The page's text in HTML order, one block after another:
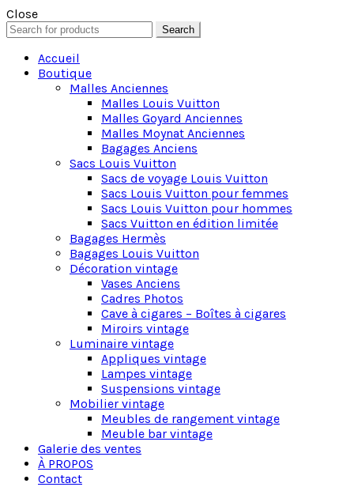
Close
Search
for:
Search
Accueil
Boutique
Malles Anciennes
Malles Louis Vuitton
Malles Goyard Anciennes
Malles Moynat Anciennes
Bagages Anciens
Sacs Louis Vuitton
Sacs de voyage Louis Vuitton
Sacs Louis Vuitton pour femmes
Sacs Louis Vuitton pour hommes
Sacs Vuitton en édition limitée
Bagages Hermès
Bagages Louis Vuitton
Décoration vintage
Vases Anciens
Cadres Photos
Cave à cigares – Boîtes à cigares
Miroirs vintage
Luminaire vintage
Appliques vintage
Lampes vintage
Suspensions vintage
Mobilier vintage
Meubles de rangement vintage
Meuble bar vintage
Galerie des ventes
À PROPOS
Contact